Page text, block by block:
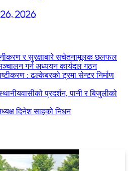
2026
र सुरक्षाबारे सचेतनामूलक छलफल
गर्न अध्ययन कार्यदल गठन
: ढल्केबरको ट्रमा सेन्टर निर्माण
प्रदर्शन, पानी र बिजुलीको
दिनेश साहको निधन